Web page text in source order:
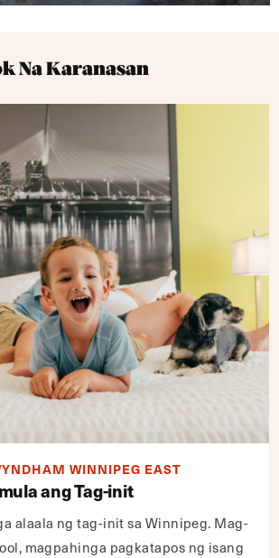
Na Karanasan
WINNIPEG EAST
ang Tag-init
alaala ng tag-init sa Winnipeg. Mag-
magpahinga pagkatapos ng isang